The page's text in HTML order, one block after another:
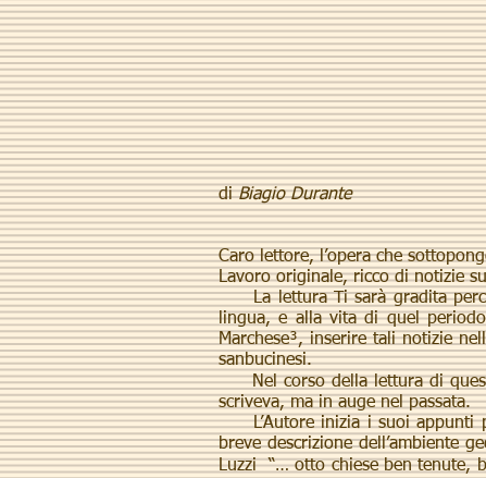
diBiagio Durante
Caro lettore, l’opera che
Lavoro originale, ricco di notizie
La lettura Ti sarà gradita
lingua, e alla vita di quel
Marchese³, inserire tali notizie
sanbucinesi.
Nel corso della lettura di questo
scriveva, ma in auge nel passata.
L’Autore inizia i suoi appunti
breve descrizione dell’ambiente
Luzzi “… otto chiese ben tenute,